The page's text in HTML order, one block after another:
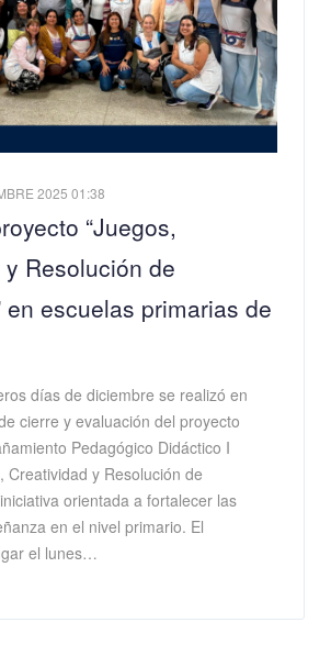
2025 01:38
“Juegos,
Resolución de
en escuelas primarias de
días de diciembre se realizó en
cierre y evaluación del proyecto
Pedagógico Didáctico I
Creatividad y Resolución de
orientada a fortalecer las
en el nivel primario. El
el lunes…